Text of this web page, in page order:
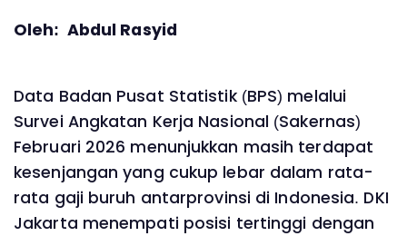
Oleh: Abdul Rasyid
Data Badan Pusat Statistik (BPS) melalui
Survei Angkatan Kerja Nasional (Sakernas)
Februari 2026 menunjukkan masih terdapat
kesenjangan yang cukup lebar dalam rata-
rata gaji buruh antarprovinsi di Indonesia. DKI
Jakarta menempati posisi tertinggi dengan